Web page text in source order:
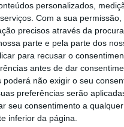
personalizados,
Com a sua
precisos através da
parte e pela parte dos
para recusar o
antes de dar
poderá não exigir o seu
preferências serão
seu consentimento a
inferior da página.
se com a elevada
Braga e da Junta de
desta dimensão, que